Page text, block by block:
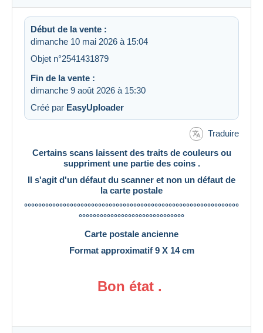
Début de la vente :
dimanche 10 mai 2026 à 15:04
Objet n°2541431879
Fin de la vente :
dimanche 9 août 2026 à 15:30
Créé par EasyUploader
Traduire
Certains scans laissent des traits de couleurs ou
suppriment une partie des coins .
Il s'agit d'un défaut du scanner et non un défaut de
la carte postale
°°°°°°°°°°°°°°°°°°°°°°°°°°°°°°°°°°°°°°°°°°°°°°°°°°°°°°°°°°°°°
°°°°°°°°°°°°°°°°°°°°°°°°°°°°°°
Carte postale ancienne
Format approximatif 9 X 14 cm
Bon état .